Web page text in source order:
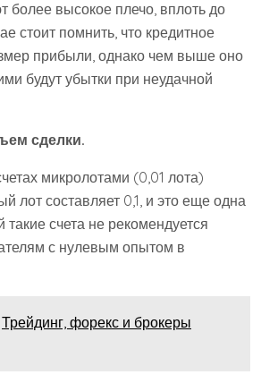
более высокое плечо, вплоть до
стоит помнить, что кредитное
прибыли, однако чем выше оно
будут убытки при неудачной
сделки.
микролотами (0,01 лота)
лот составляет 0,1, и это еще одна
такие счета не рекомендуется
с нулевым опытом в
Трейдинг, форекс и брокеры